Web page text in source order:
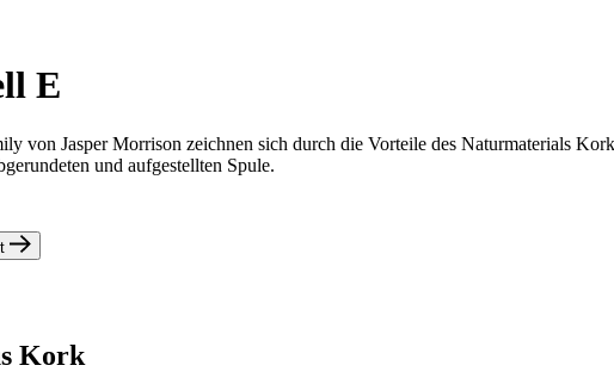
E
von Jasper Morrison zeichnen sich durch die Vorteile des Naturmaterials
und aufgestellten Spule.
Kork